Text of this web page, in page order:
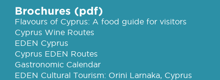
Brochures (pdf)
Flavours of Cyprus: A food guide for visitors
Cyprus Wine Routes
EDEN Cyprus
Cyprus EDEN Routes
Gastronomic Calendar
EDEN Cultural Tourism: Orini Larnaka, Cyprus